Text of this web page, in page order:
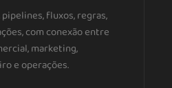
fluxos, regras,
com conexão entre
marketing,
e operações.